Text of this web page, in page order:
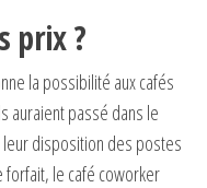
prix ?
la possibilité aux cafés
auraient passé dans le
leur disposition des postes
forfait, le café coworker